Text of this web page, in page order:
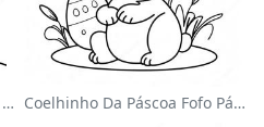
Corajoso Bombeiro Salvando Um Gato Página Para Colorir Coelhinho Da Páscoa Fofo Página Para Colorir